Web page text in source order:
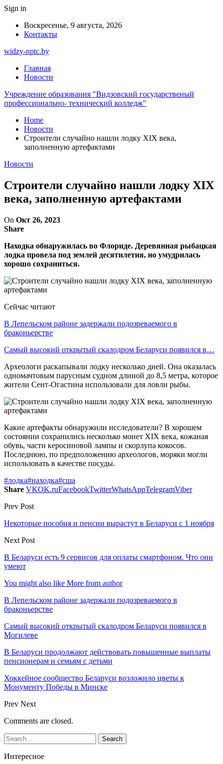
Sign in
Воскресенье, 9 августа, 2026
Контакты
widzy-nptc.by
Главная
Новости
Учреждение образования "Видзовский государственый
профессионально- технический колледж"
Home
Новости
Строители случайно нашли лодку XIX века,
заполненную артефактами
Новости
Строители случайно нашли лодку XIX
века, заполненную артефактами
On Окт 26, 2023
Share
Находка обнаружилась во Флориде. Деревянная рыбацкая
лодка провела под землей десятилетия, но умудрилась
хорошо сохраниться.
Сейчас читают
В Лепельском районе задержали подозреваемого в
браконьерстве
Самый высокий открытый скалодром Беларуси появился в…
Археологи раскапывали лодку несколько дней. Она оказалась
одномачтовым парусным судном длиной до 8,5 метра, которое
жители Сент-Огастина использовали для ловли рыбы.
Какие артефакты обнаружили исследователи? В хорошем
состоянии сохранились несколько монет XIX века, кожаная
обувь, части керосиновой лампы и скорлупа кокосов.
Последнюю, по предположению археологов, моряки могли
использовать в качестве посуды.
#лодка#находка#сша
Share VKOK.ruFacebookTwitterWhatsAppTelegramViber
Prev Post
Некоторые пособия и пенсии вырастут в Беларуси с 1 ноября
Next Post
В Беларуси есть 9 сервисов для оплаты смартфоном. Что они
умеют
You might also like More from author
В Лепельском районе задержали подозреваемого в
браконьерстве
Самый высокий открытый скалодром Беларуси появился в
Могилеве
В Беларуси продолжают действовать повышенные выплаты
пенсионерам и семьям с детьми
Хоккейное сообщество Беларуси возложило цветы к
Монументу Победы в Минске
Prev Next
Comments are closed.
Интересное